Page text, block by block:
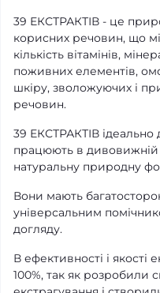
39 ЕКСТРАКТІВ - це
корисних речовин, що
кількість вітамінів,
поживних елементів,
шкіру, зволожуючих і
речовин.
39 ЕКСТРАКТІВ
працюють в дивовижній
натуральну природну
Вони мають
універсальним
догляду.
В ефективності і якості
100%, так як розробили